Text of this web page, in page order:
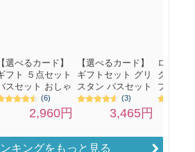
キングをもっと見る